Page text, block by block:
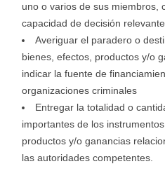
uno o varios de sus miembros,
capacidad de decisión
Averiguar el paradero o
bienes, efectos, productos y/o
indicar la fuente de
organizaciones criminales
Entregar la totalidad o
importantes de los
productos y/o ganancias
las autoridades competentes.